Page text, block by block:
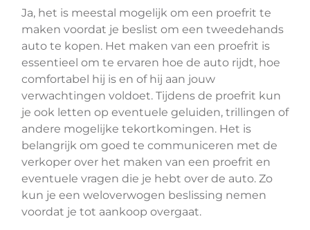
Ja, het is meestal mogelijk om een proefrit te
maken voordat je beslist om een tweedehands
auto te kopen. Het maken van een proefrit is
essentieel om te ervaren hoe de auto rijdt, hoe
comfortabel hij is en of hij aan jouw
verwachtingen voldoet. Tijdens de proefrit kun
je ook letten op eventuele geluiden, trillingen of
andere mogelijke tekortkomingen. Het is
belangrijk om goed te communiceren met de
verkoper over het maken van een proefrit en
eventuele vragen die je hebt over de auto. Zo
kun je een weloverwogen beslissing nemen
voordat je tot aankoop overgaat.